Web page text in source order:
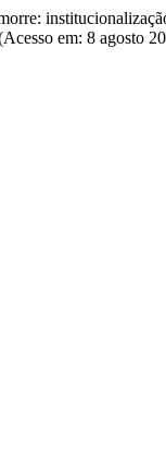
em: 8 agosto